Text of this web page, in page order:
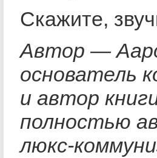
Скажите,
Автор —
основатель
и автор
полностью
люкс-